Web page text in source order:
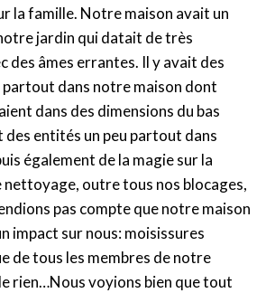
la famille. Notre maison avait un
jardin qui datait de très
des âmes errantes. Il y avait des
partout dans notre maison dont
dans des dimensions du bas
des entités un peu partout dans
également de la magie sur la
outre tous nos blocages,
pas compte que notre maison
impact sur nous: moisissures
de tous les membres de notre
rien…Nous voyions bien que tout